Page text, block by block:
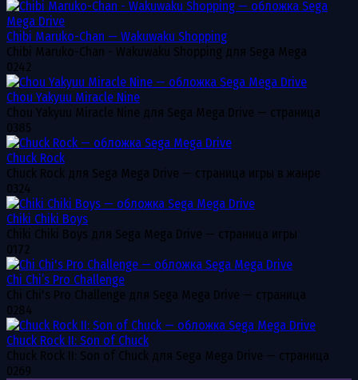
Chibi Maruko-Chan — Wakuwaku Shopping
Chibi Maruko-Chan - Wakuwaku Shopping для Sega Mega
0242
Chou Yakyuu Miracle Nine
Chou Yakyuu Miracle Nine для Sega Mega Drive — страница
0385
Chuck Rock
Chuck Rock для Sega Mega Drive — страница игры в жанре
0324
Chiki Chiki Boys
Chiki Chiki Boys для Sega Mega Drive — страница игры
0172
Chi Chi’s Pro Challenge
Chi Chi's Pro Challenge для Sega Mega Drive — страница
0284
Chuck Rock II: Son of Chuck
Chuck Rock II: Son of Chuck для Sega Mega Drive — страница
0269